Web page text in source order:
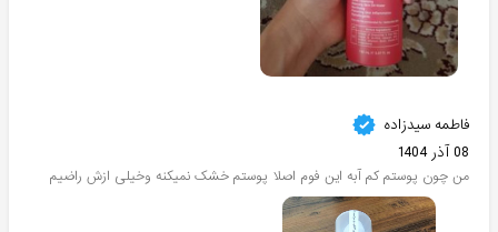
فاطمه سیدزاده
08 آذر 1404
من چون پوستم کم آبه این فوم اصلا پوستم خشک نمیکنه وخیلی ازش راضیم